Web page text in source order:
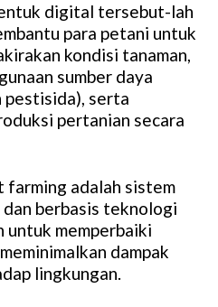
digital tersebut-lah
para petani untuk
kondisi tanaman,
sumber daya
pestisida), serta
pertanian secara
farming adalah sistem
berbasis teknologi
memperbaiki
dampak
lingkungan.